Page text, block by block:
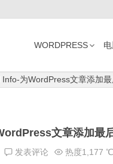
WORDPRESS
为WordPress文章添加
文章添加最
发表评论 热度1,177 ℃